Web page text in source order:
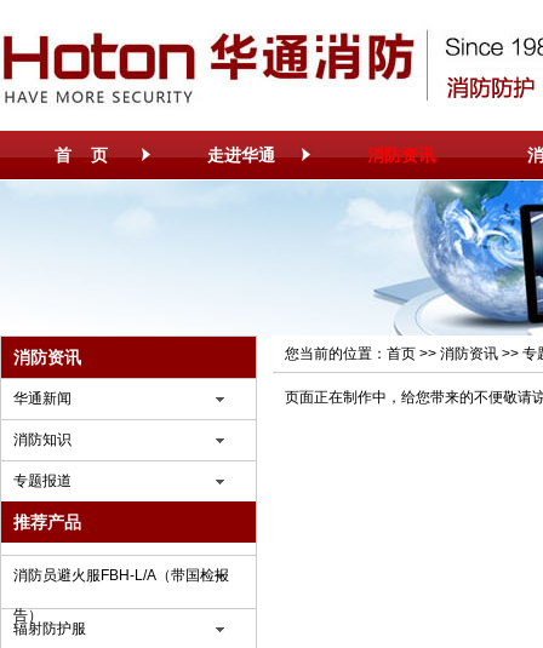
首 页 走进华通 消防资讯
消防资讯
华通新闻
消防知识
专题报道
推荐产品
消防员避火服FBH-L/A（带国检报
告）
辐射防护服
您当前的位置： 首页 >> 消防资讯 >> 专
页面正在制作中，给您带来的不便敬请